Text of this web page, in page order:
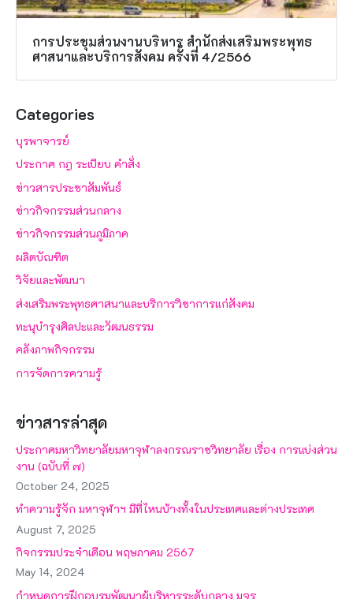
การประชุมส่วนงานบริหาร สำนักส่งเสริมพระพุทธ
ศาสนาและบริการสังคม ครั้งที่ 4/2566
Categories
บุรพาจารย์
ประกาศ กฎ ระเบียบ คำสั่ง
ข่าวสารประชาสัมพันธ์
ข่าวกิจกรรมส่วนกลาง
ข่าวกิจกรรมส่วนภูมิภาค
ผลิตบัณฑิต
วิจัยและพัฒนา
ส่งเสริมพระพุทธศาสนาและบริการวิชาการแก่สังคม
ทะนุบำรุงศิลปะและวัฒนธรรม
คลังภาพกิจกรรม
การจัดการความรู้
ข่าวสารล่าสุด
ประกาศมหาวิทยาลัยมหาจุฬาลงกรณราชวิทยาลัย เรื่อง การแบ่งส่วน
งาน (ฉบับที่ ๗)
October 24, 2025
ทำความรู้จัก มหาจุฬาฯ มีที่ไหนบ้างทั้งในประเทศและต่างประเทศ
August 7, 2025
กิจกรรมประจำเดือน พฤษภาคม 2567
May 14, 2024
กำหนดการฝึกอบรมพัฒนาผู้บริหารระดับกลาง มจร